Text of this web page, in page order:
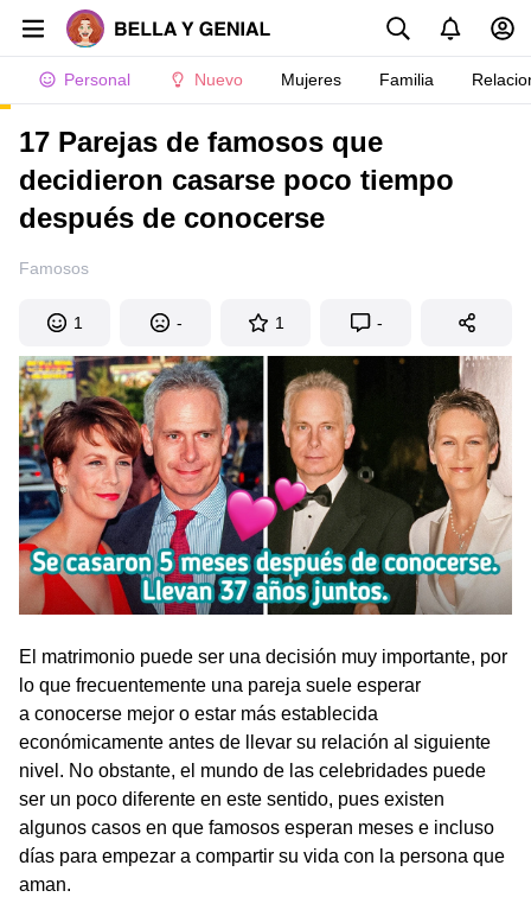
Personal Nuevo Mujeres Familia
17 Parejas de famosos que
decidieron casarse poco tiempo
después de conocerse
Famosos
1 - 1 -
El matrimonio puede ser una decisión muy importante, por
lo que frecuentemente una pareja suele esperar
a conocerse mejor o estar más establecida
económicamente antes de llevar su relación al siguiente
nivel. No obstante, el mundo de las celebridades puede
ser un poco diferente en este sentido, pues existen
algunos casos en que famosos esperan meses e incluso
días para empezar a compartir su vida con la persona que
aman.